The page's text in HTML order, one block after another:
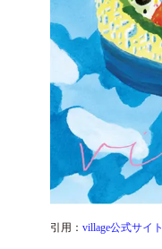
引用： village公式サイト